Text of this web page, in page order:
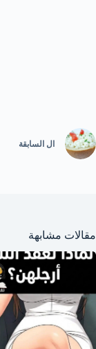
ال السابقة
مقالات مشابهة